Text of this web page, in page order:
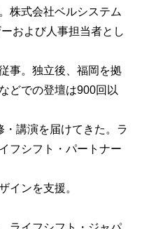
株式会社ベルシステム
および人事担当者とし
事。独立後、福岡を拠
どでの登壇は900回以
講演を届けてきた。ラ
フシフト・パートナー
インを支援。